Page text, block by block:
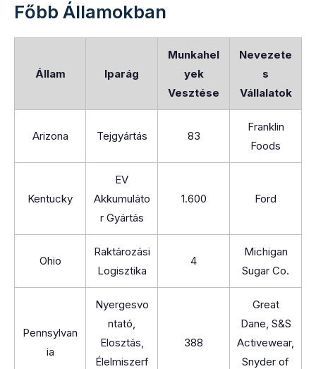
Főbb Államokban
Állam Iparág
Munkahel
yek
Vesztése
Nevezete
s
Vállalatok
Arizona Tejgyártás 83
Franklin
Foods
Kentucky
EV
Akkumuláto
r Gyártás
1.600 Ford
Ohio
Raktározási
Logisztika
4
Michigan
Sugar Co.
Pennsylvan
ia
Nyergesvo
ntató,
Elosztás,
Élelmiszerf
388
Great
Dane, S&S
Activewear,
Snyder of